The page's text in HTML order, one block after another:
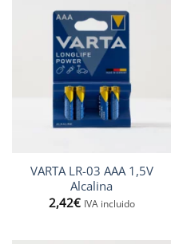
VARTA LR-03 AAA 1,5V
Alcalina
2,42€ IVA incluido